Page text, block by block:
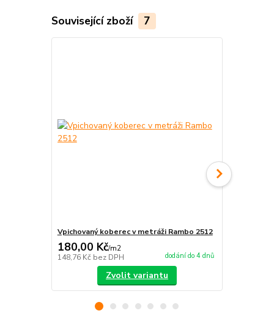
Související zboží 7
Vpichovaný koberec v metráži Rambo 2512
180,00 Kč/m2
148,76 Kč bez DPH dodání do 4 dnů
Zvolit variantu